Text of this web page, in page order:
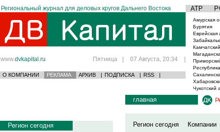
Региональный журнал для деловых кругов Дальнего Востока АТР
www.dvkapital.ru Пятница | 07 Августа, 20:34 |
О КОМПАНИИ РЕКЛАМА АРХИВ | ПОДПИСКА | RSS |
Амурская
Бурятия
Еврейская
Чукотский
Регион сегодня
главная
Регион сегодня
Компании